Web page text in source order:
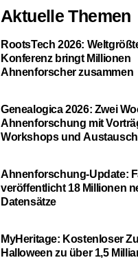
Aktuelle Themen
RootsTech 2026:
Konferenz bringt Millionen
Ahnenforscher zusammen
Genealogica 2026: Zwei
Ahnenforschung mit
Workshops und Austausch
Ahnenforschung-Update:
veröffentlicht 18 Millionen
Datensätze
MyHeritage: Kostenloser
Halloween zu über 1,5